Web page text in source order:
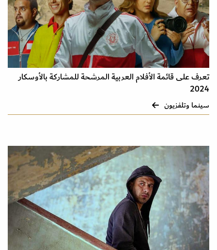
تعرف على قائمة الأفلام العربية المرشحة للمشاركة بالأوسكار
2024
سينما وتلفزيون